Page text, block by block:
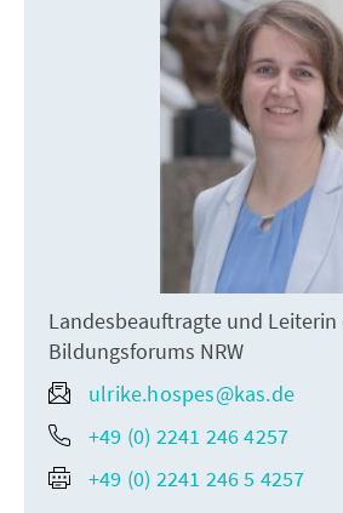
Landesbeauftragte und
Bildungsforums NRW
ulrike.hospes@kas.de
+49 (0) 2241 246 4257
+49 (0) 2241 246 5 4257